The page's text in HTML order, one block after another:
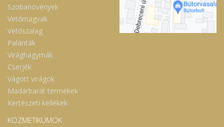
Szobanövények
Vetőmagvak
Vetőszalag
Palánták
Virághagymák
Cserjék
Vágott virágok
Madárbarát termékek
Kertészeti kellékek
KOZMETIKUMOK